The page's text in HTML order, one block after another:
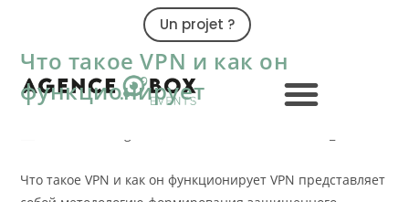
Un projet ?
Что такое VPN и как он
функционирует
Что такое VPN и как он функционирует VPN представляет